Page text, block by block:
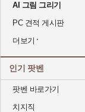
AI 그림 그리기
PC 견적 게시판
더보기
인기 팟벤
팟벤 바로가기
치지직